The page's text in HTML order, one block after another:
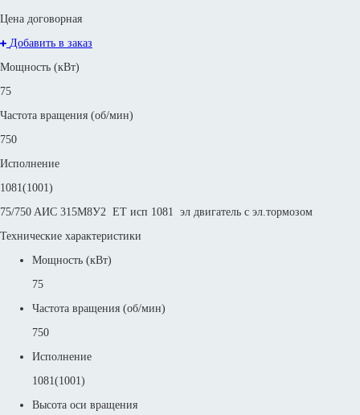
Цена договорная
Добавить в заказ
Мощность (кВт)
75
Частота вращения (об/мин)
750
Исполнение
1081(1001)
75/750 AИC 315M8У2 ET исп 1081 эл двигатель с эл.тормозом
Технические характеристики
Мощность (кВт)
75
Частота вращения (об/мин)
750
Исполнение
1081(1001)
Высота оси вращения